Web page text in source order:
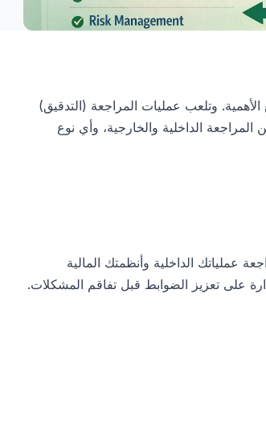
وتلعب عمليات المراجعة (التدقيق)
الداخلية والخارجية، وأي نوع
الداخلية وأنظمتك المالية
على تعزيز الضوابط قبل تفاقم المشكلات.